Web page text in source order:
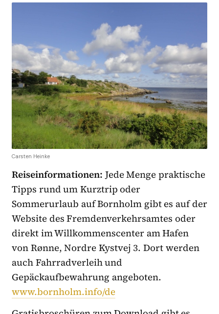
Carsten Heinke
Reiseinformationen: Jede Menge praktische
Tipps rund um Kurztrip oder
Sommerurlaub auf Bornholm gibt es auf der
Website des Fremdenverkehrsamtes oder
direkt im Willkommenscenter am Hafen
von Rønne, Nordre Kystvej 3. Dort werden
auch Fahrradverleih und
Gepäckaufbewahrung angeboten.
www.bornholm.info/de